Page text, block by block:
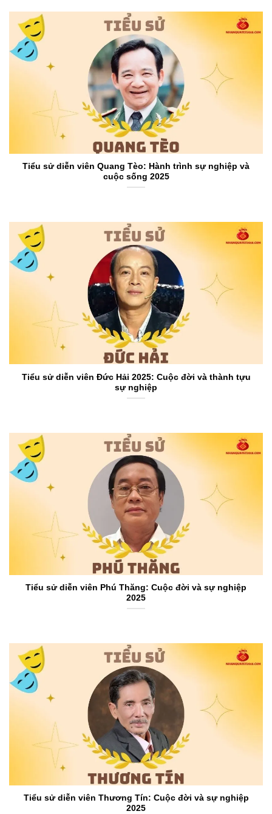
Tiểu sử diễn viên Quang Tèo: Hành trình sự nghiệp và
cuộc sống 2025
Tiểu sử diễn viên Đức Hải 2025: Cuộc đời và thành tựu
sự nghiệp
Tiểu sử diễn viên Phú Thăng: Cuộc đời và sự nghiệp
2025
Tiểu sử diễn viên Thương Tín: Cuộc đời và sự nghiệp
2025